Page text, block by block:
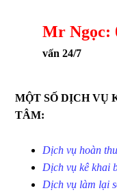
Mr Ngọc:
vấn 24/7
MỘT SỐ DỊCH VỤ
TÂM:
Dịch vụ hoàn
Dịch vụ kê khai
Dịch vụ làm lại